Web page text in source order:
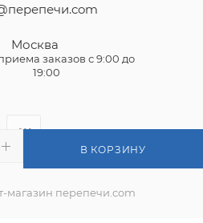
В КОРЗИНУ
Москва
заказов с 9:00 до
19:00
магазин перепечи.com